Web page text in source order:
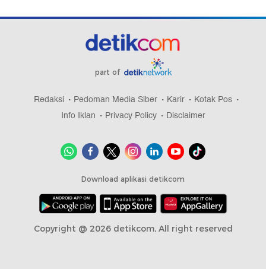
part of
Redaksi Pedoman Media Siber Karir
Kotak Pos
Info Iklan
Privacy Policy Disclaimer
Download aplikasi detikcom
Copyright @ 2026 detikcom, All right reserved